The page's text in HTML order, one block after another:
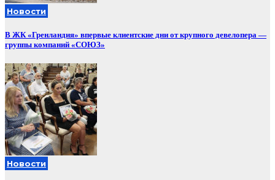
Новости
В ЖК «Гренландия» впервые клиентские дни от крупного девелопера —
группы компаний «СОЮЗ»
Новости